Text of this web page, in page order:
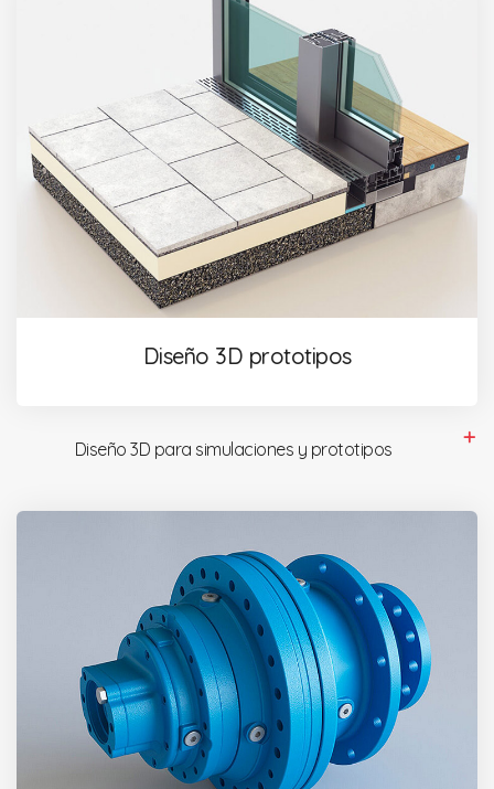
Diseño 3D prototipos
Diseño 3D para simulaciones y prototipos